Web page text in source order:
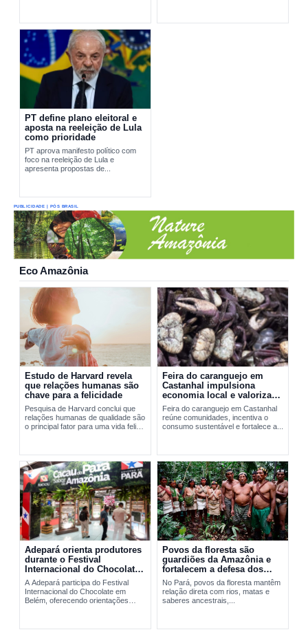
PT define plano eleitoral e
aposta na reeleição de Lula
como prioridade
PT aprova manifesto político com
foco na reeleição de Lula e
apresenta propostas de...
PUBLICIDADE | PÓS BRASIL
Eco Amazônia
Estudo de Harvard revela
que relações humanas são
chave para a felicidade
Pesquisa de Harvard conclui que
relações humanas de qualidade são
o principal fator para uma vida feliz
Feira do caranguejo em
Castanhal impulsiona
economia local e valoriza
manejo sustentável
Feira do caranguejo em Castanhal
reúne comunidades, incentiva o
consumo sustentável e fortalece a...
Adepará orienta produtores
durante o Festival
Internacional do Chocolate
em Belém
A Adepará participa do Festival
Internacional do Chocolate em
Belém, oferecendo orientações
Povos da floresta são
guardiões da Amazônia e
fortalecem a defesa dos
territórios no Pará
No Pará, povos da floresta mantêm
relação direta com rios, matas e
saberes ancestrais,...